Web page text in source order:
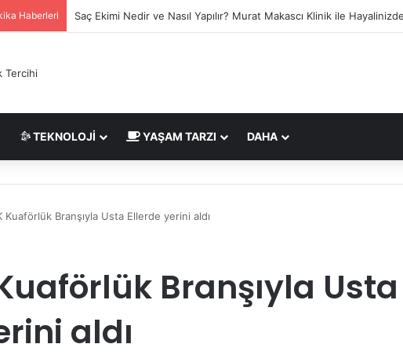
Haberleri Saç Ekimi Nedir ve Nasıl Yapılır? Murat Makascı Klinik ile
TEKNOLOJI YAŞAM TARZI DAHA
Kuaförlük Branşıyla Usta Ellerde yerini aldı
Branşıyla Usta
aldı